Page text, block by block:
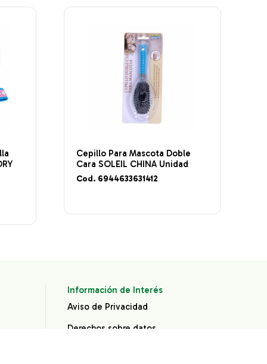
Cepillo Para Mascota Doble
Cara SOLEIL CHINA Unidad
Cod. 6944633631412
Información de Interés
Aviso de Privacidad
Derechos sobre datos